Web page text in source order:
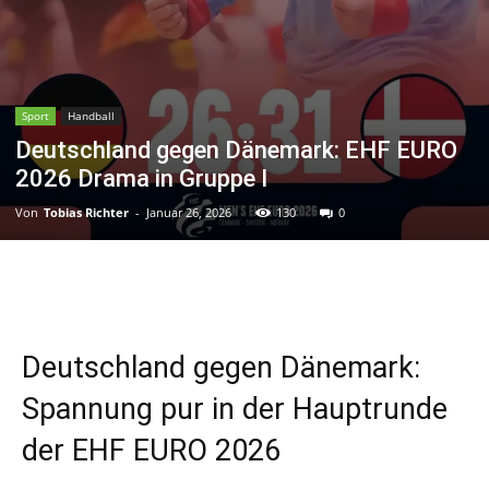
Sport Handball
Deutschland gegen Dänemark: EHF EURO
2026 Drama in Gruppe I
Von Tobias Richter - Januar 26, 2026 130 0
Deutschland gegen Dänemark:
Spannung pur in der Hauptrunde
der EHF EURO 2026